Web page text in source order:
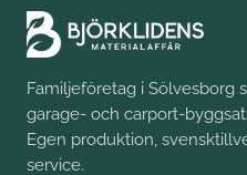
Familjeföretag i Sölvesborg
garage- och carport-
Egen produktion,
service.